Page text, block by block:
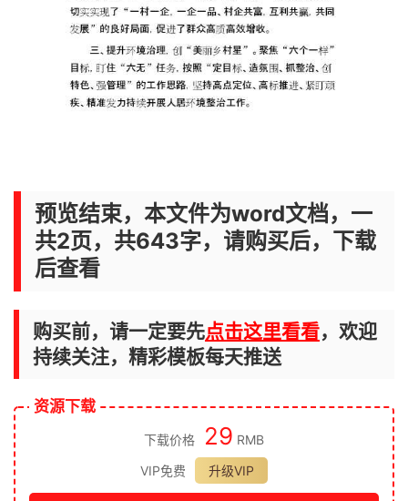
预览结束，本文件为word文档，一
共2页，共643字，请购买后，下载
后查看
购买前，请一定要先点击这里看看，欢迎
持续关注，精彩模板每天推送
资源下载
下载价格 29 RMB
VIP免费
升级VIP